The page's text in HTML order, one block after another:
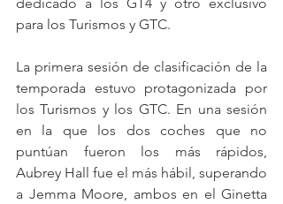
para los Turismos y GTC.
La primera sesión de clasificación de la
temporada estuvo protagonizada por
los Turismos y los GTC. En una sesión
en la que los dos coches que no
puntúan fueron los más rápidos,
Aubrey Hall fue el más hábil, superando
a Jemma Moore, ambos en el Ginetta